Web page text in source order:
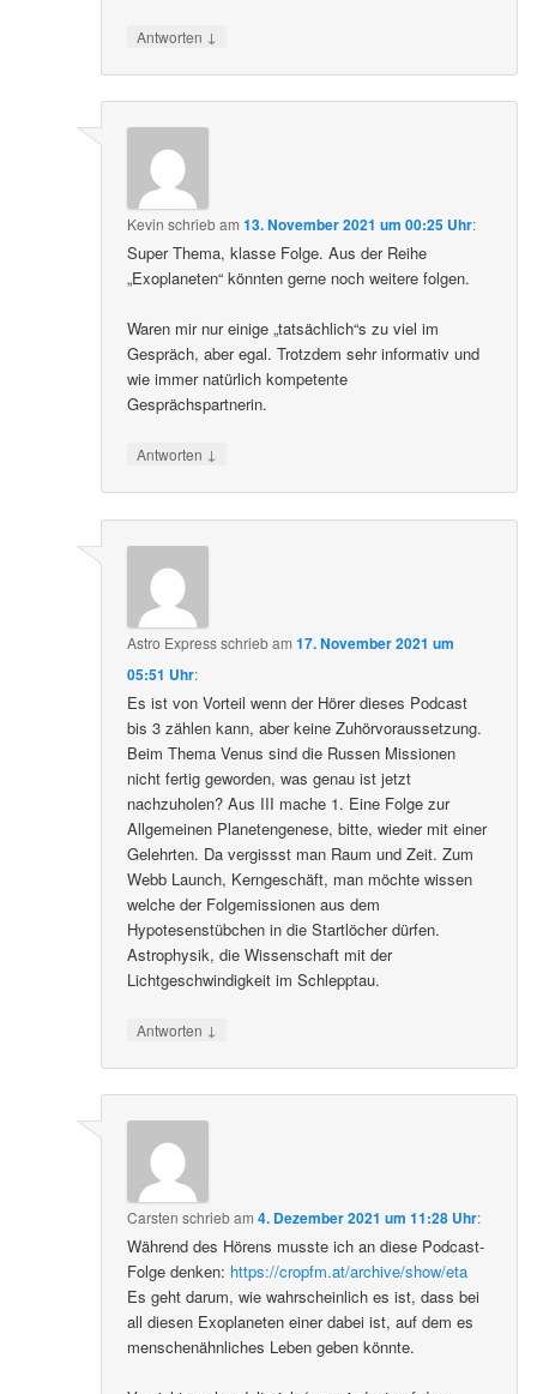
Antworten ↓
Kevin schriebam13. November 2021 um 00:25 Uhr:
Super Thema, klasse Folge. Aus der Reihe
„Exoplaneten“ könnten gerne noch weitere folgen.
Waren mir nur einige „tatsächlich“s zu viel im
Gespräch, aber egal. Trotzdem sehr informativ und
wie immer natürlich kompetente
Gesprächspartnerin.
Antworten ↓
Astro Expressschriebam17. November 2021 um
05:51 Uhr:
Es ist von Vorteil wenn der Hörer dieses Podcast
bis 3 zählen kann, aber keine Zuhörvoraussetzung.
Beim Thema Venus sind die Russen Missionen
nicht fertig geworden, was genau ist jetzt
nachzuholen? Aus III mache 1. Eine Folge zur
Allgemeinen Planetengenese, bitte, wieder mit einer
Gelehrten. Da vergissst man Raum und Zeit. Zum
Webb Launch, Kerngeschäft, man möchte wissen
welche der Folgemissionen aus dem
Hypotesenstübchen in die Startlöcher dürfen.
Astrophysik, die Wissenschaft mit der
Lichtgeschwindigkeit im Schlepptau.
Antworten ↓
Carsten schriebam4. Dezember 2021 um 11:28 Uhr:
Während des Hörens musste ich an diese Podcast-
Folge denken: https://cropfm.at/archive/show/eta
Es geht darum, wie wahrscheinlich es ist, dass bei
all diesen Exoplaneten einer dabei ist, auf dem es
menschenähnliches Leben geben könnte.